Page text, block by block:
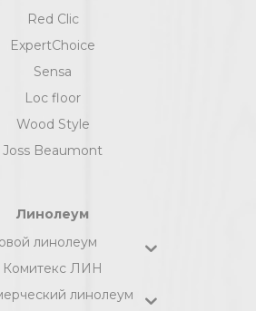
Red Clic
ExpertChoice
Sensa
Loc floor
Wood Style
Joss Beaumont
Линолеум
линолеум
Комитекс ЛИН
линолеум